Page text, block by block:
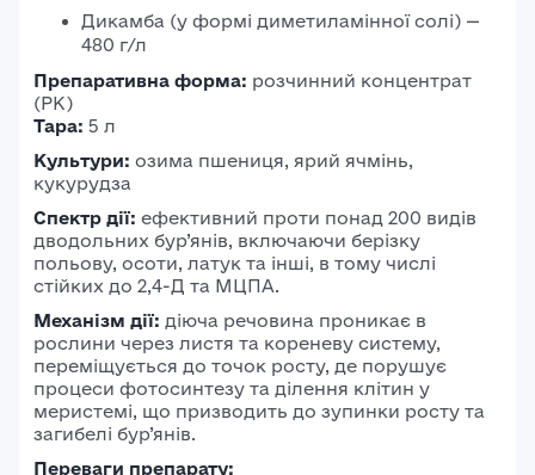
Дикамба (у формі диметиламінної солі) —
480 г/л
Препаративна форма: розчинний концентрат
(РК)
Тара: 5 л
Культури: озима пшениця, ярий ячмінь,
кукурудза
Спектр дії: ефективний проти понад 200 видів
дводольних бур’янів, включаючи берізку
польову, осоти, латук та інші, в тому числі
стійких до 2,4-Д та МЦПА.
Механізм дії: діюча речовина проникає в
рослини через листя та кореневу систему,
переміщується до точок росту, де порушує
процеси фотосинтезу та ділення клітин у
меристемі, що призводить до зупинки росту та
загибелі бур’янів.
Переваги препарату: